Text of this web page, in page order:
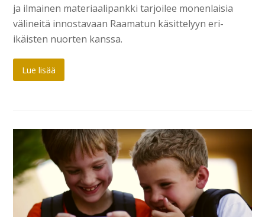
ja ilmainen materiaalipankki tarjoilee monenlaisia
välineitä innostavaan Raamatun käsittelyyn eri-
ikäisten nuorten kanssa.
Lue lisää